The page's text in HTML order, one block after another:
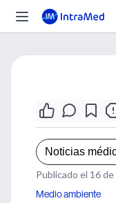
Noticias
Publicado el 16
Medio ambiente